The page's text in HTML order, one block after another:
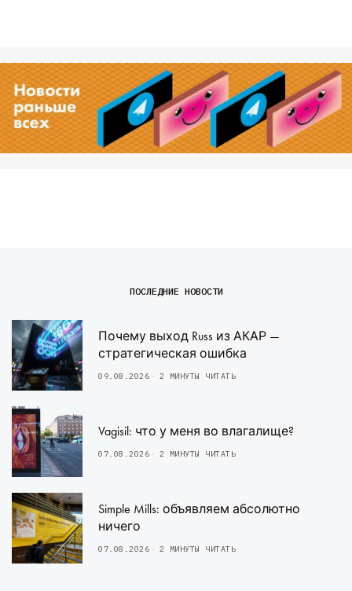
ПОСЛЕДНИЕ НОВОСТИ
Почему выход Russ из АКАР —
стратегическая ошибка
09.08.2026 2 МИНУТЫ ЧИТАТЬ
Vagisil: что у меня во влагалище?
07.08.2026 2 МИНУТЫ ЧИТАТЬ
Simple Mills: объявляем абсолютно
ничего
07.08.2026 2 МИНУТЫ ЧИТАТЬ